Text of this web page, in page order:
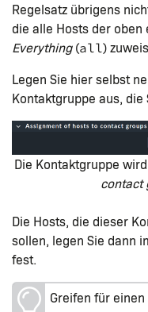
Regelsatz übrigens
die alle Hosts der
Everything(all)
Legen Sie hier selbst
Kontaktgruppe aus,
Die Kontaktgruppe
contact
Die Hosts, die dieser
sollen, legen Sie dann
fest.
Greifen für